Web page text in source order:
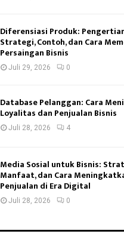
Diferensiasi Produk:
Strategi, Contoh, dan Cara
Persaingan Bisnis
Juli 29, 2026 0
Database Pelanggan: Cara
Loyalitas dan Penjualan Bisnis
Juli 28, 2026 4
Media Sosial untuk Bisnis:
Manfaat, dan Cara
Penjualan di Era Digital
Juli 28, 2026 0